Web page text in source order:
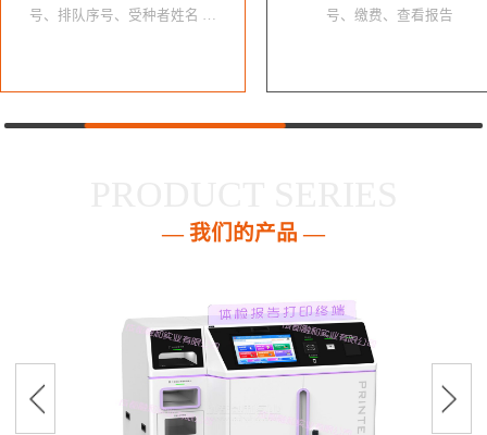
号、排队序号、受种者姓名 …
号、缴费、查看报告
— 我们的产品 —